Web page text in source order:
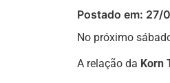
Postado em: 27/
No próximo
A relação da Korn